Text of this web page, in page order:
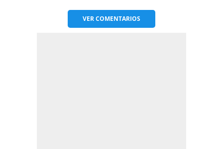
VERCOMENTARIOS